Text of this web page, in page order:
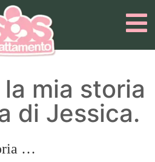
mia storia
di Jessica.
…